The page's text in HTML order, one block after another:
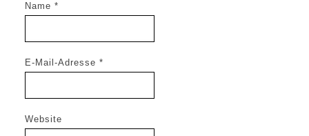
Name *
E-Mail-Adresse *
Website